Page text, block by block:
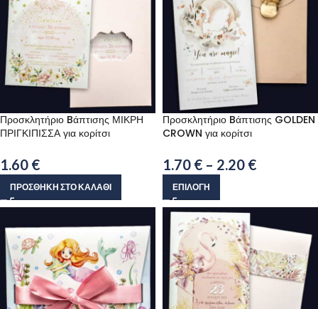
Προσκλητήριο Bάπτισης ΜΙΚΡΗ
ΠΡΙΓΚΙΠΙΣΣΑ για κορίτσι
1.60 €
ΠΡΟΣΘΉΚΗ ΣΤΟ ΚΑΛΆΘΙ
Προσκλητήριο Bάπτισης GOLDEN
CROWN για κορίτσι
1.70 € – 2.20 €
ΕΠΙΛΟΓΉ